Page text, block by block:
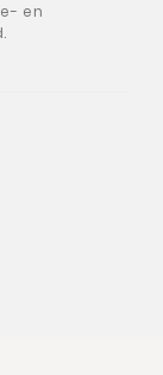
en